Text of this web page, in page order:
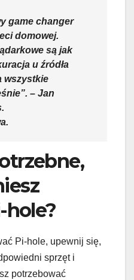
game changer
domowej.
są jak
u źródła
wszystkie
– Jan
hole?
Pi-hole, upewnij się,
sprzęt i
potrzebować